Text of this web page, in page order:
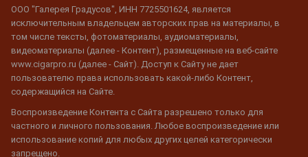
ООО "Галерея Градусов", ИНН 7725501624, является
исключительным владельцем авторских прав на материалы, в
том числе тексты, фотоматериалы, аудиоматериалы,
видеоматериалы (далее - Контент), размещенные на веб-сайте
www.cigarpro.ru (далее - Сайт). Доступ к Сайту не дает
пользователю права использовать какой-либо Контент,
содержащийся на Сайте.
Воспроизведение Контента с Сайта разрешено только для
частного и личного пользования. Любое воспроизведение или
использование копий для любых других целей категорически
запрещено.